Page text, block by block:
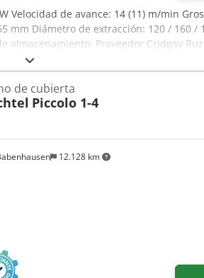
Velocidad de avance: 14 (11) m/min
mm Diámetro de extracción: 120 / 160
almacenamiento: Proveedor Crjdpsy
12.128 km
de cubierta
Piccolo 1-4